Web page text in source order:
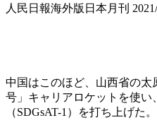
人民日報海外版日本月刊
中国はこのほど、山西省の
号」キャリアロケットを使
（SDGsAT-1）を打ち上げた。